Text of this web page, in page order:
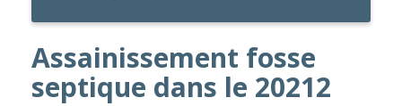
Assainissement fosse
septique dans le 20212